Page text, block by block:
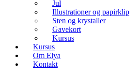
Jul
Illustrationer og papirklip
Sten og krystaller
Gavekort
Kursus
Kursus
Om Elya
Kontakt